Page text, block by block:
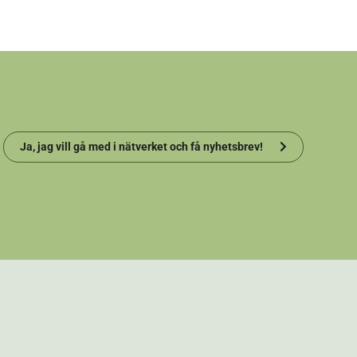
Ja, jag vill gå med i nätverket och få nyhetsbrev!